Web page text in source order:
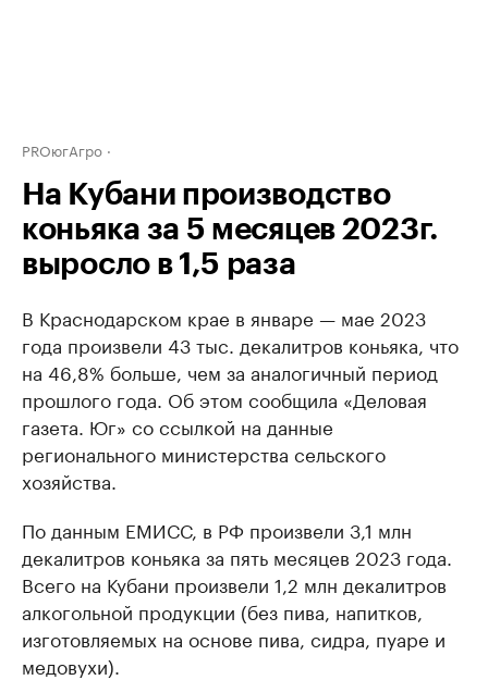
PROюгАгро
На Кубани производство
коньяка за 5 месяцев 2023г.
выросло в 1,5 раза
В Краснодарском крае в январе — мае 2023
года произвели 43 тыс. декалитров коньяка, что
на 46,8% больше, чем за аналогичный период
прошлого года. Об этом сообщила «Деловая
газета. Юг» со ссылкой на данные
регионального министерства сельского
хозяйства.
По данным ЕМИСС, в РФ произвели 3,1 млн
декалитров коньяка за пять месяцев 2023 года.
Всего на Кубани произвели 1,2 млн декалитров
алкогольной продукции (без пива, напитков,
изготовляемых на основе пива, сидра, пуаре и
медовухи).